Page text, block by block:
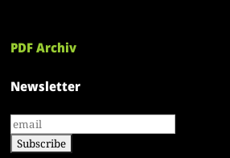
PDF Archiv
Newsletter